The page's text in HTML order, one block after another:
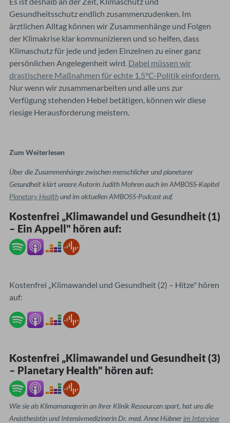
Gesundheitsschutz endlich zusammenzudenken. Im
ärztlichen Alltag können wir Zusammenhänge und Folgen
der Klimakrise klar kommunizieren und so helfen, dass
Klimaschutz für jede und jeden Einzelnen zu einer ganz
persönlichen Angelegenheit wird. Dabei müssen wir
drastischere Maßnahmen für echte 1.5°C-Politik einfordern.
Nur wenn wir zusammenarbeiten und alle uns zur
Verfügung stehenden Hebel betätigen, können wir diese
riesige Herausforderung meistern.
Zum Weiterlesen
Über die Zusammenhänge zwischen menschlicher und planetarer
Gesundheit klärt unsere Autorin Judith Mohren auch im AMBOSS-Kapitel
Planetary Healthund im aktuellen AMBOSS-Podcast auf.
Kostenfrei „Klimawandel und Gesundheit (1)
– Ein Appell" hören auf:
Kostenfrei „Klimawandel und Gesundheit (2) – Hitze" hören
auf:
Kostenfrei „Klimawandel und Gesundheit (3)
– Planetary Health" hören auf:
Wie sie als Klimamanagerin an ihrer Klinik Ressourcen spart, hat uns die
Anästhesistin und Intensivmedizinerin Dr. med. Anne Hübner im Interview